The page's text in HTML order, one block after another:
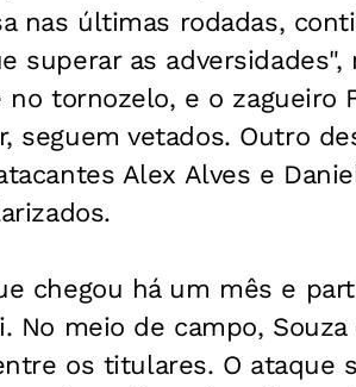
nas últimas rodadas,
superar as
tornozelo, e o zagueiro
seguem vetados. Outro
Alex Alves e
chegou há um mês e
No meio de campo,
os titulares. O ataque